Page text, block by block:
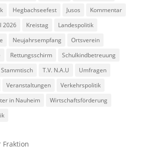
Hegbachseefest Jusos
Kommentar
2026
Kreistag
Landespolitik
Neujahrsempfang
Ortsverein
Rettungsschirm
Schulkindbetreuung
Stammtisch T.V. N.A.U
Umfragen
Veranstaltungen
Verkehrspolitik
in Nauheim
Wirtschaftsförderung
Fraktion